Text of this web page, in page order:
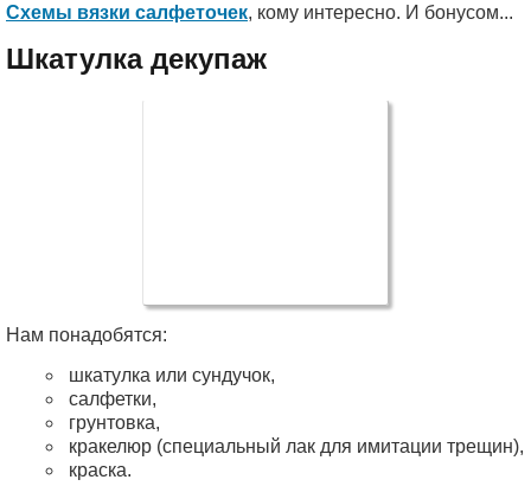
Схемы вязки салфеточек, кому интересно. И бонусом...
Шкатулка декупаж
Нам понадобятся:
шкатулка или сундучок,
салфетки,
грунтовка,
кракелюр (специальный лак для имитации трещин),
краска.